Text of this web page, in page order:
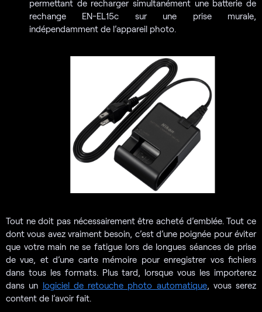
permettant de recharger simultanément une batterie de
rechange EN-EL15c sur une prise murale,
indépendamment de l’appareil photo.
Tout ne doit pas nécessairement être acheté d’emblée. Tout ce
dont vous avez vraiment besoin, c’est d’une poignée pour éviter
que votre main ne se fatigue lors de longues séances de prise
de vue, et d’une carte mémoire pour enregistrer vos fichiers
dans tous les formats. Plus tard, lorsque vous les importerez
dans un logiciel de retouche photo automatique, vous serez
content de l’avoir fait.